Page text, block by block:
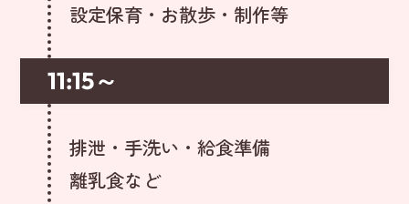
設定保育・お散歩・制作等
11:15～
排泄・手洗い・給食準備
離乳食など